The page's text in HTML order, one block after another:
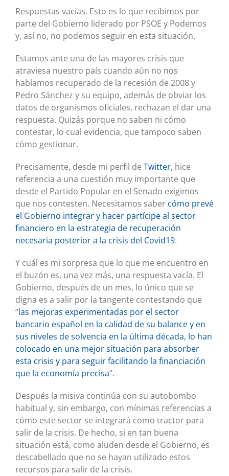
Respuestas vacías. Esto es lo que recibimos por
parte del Gobierno liderado por PSOE y Podemos
y, así no, no podemos seguir en esta situación.
Estamos ante una de las mayores crisis que
atraviesa nuestro país cuando aún no nos
habíamos recuperado de la recesión de 2008 y
Pedro Sánchez y su equipo, además de obviar los
datos de organismos oficiales, rechazan el dar una
respuesta. Quizás porque no saben ni cómo
contestar, lo cual evidencia, que tampoco saben
cómo gestionar.
Precisamente, desde mi perfil de Twitter, hice
referencia a una cuestión muy importante que
desde el Partido Popular en el Senado exigimos
que nos contesten. Necesitamos saber cómo prevé
el Gobierno integrar y hacer partícipe al sector
financiero en la estrategia de recuperación
necesaria posterior a la crisis del Covid19.
Y cuál es mi sorpresa que lo que me encuentro en
el buzón es, una vez más, una respuesta vacía. El
Gobierno, después de un mes, lo único que se
digna es a salir por la tangente contestando que
“las mejoras experimentadas por el sector
bancario español en la calidad de su balance y en
sus niveles de solvencia en la última década, lo han
colocado en una mejor situación para absorber
esta crisis y para seguir facilitando la financiación
que la economía precisa”.
Después la misiva continúa con su autobombo
habitual y, sin embargo, con mínimas referencias a
cómo este sector se integrará como tractor para
salir de la crisis. De hecho, si en tan buena
situación está, como aluden desde el Gobierno, es
descabellado que no se hayan utilizado estos
recursos para salir de la crisis.